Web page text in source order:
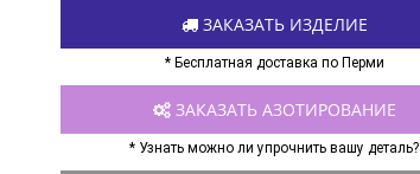
ЗАКАЗАТЬ ИЗДЕЛИЕ
* Бесплатная доставка по Перми
ЗАКАЗАТЬ АЗОТИРОВАНИЕ
* Узнать можно ли упрочнить вашу деталь?